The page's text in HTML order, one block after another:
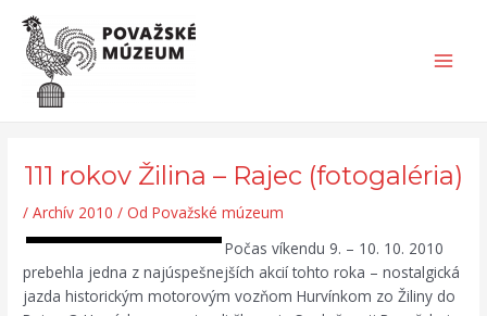
Preskočiť
obsah
111 rokov Žilina – Rajec (fotogaléria)
/Archív 2010 / Od Považské múzeum
Počas víkendu 9. – 10. 10. 2010
prebehla jedna z najúspešnejších akcií tohto roka – nostalgická
jazda historickým motorovým vozňom Hurvínkom zo Žiliny do
Post
navigation
Search...